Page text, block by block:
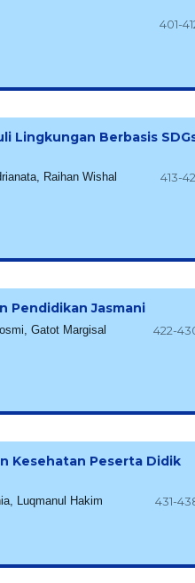
401-
Lingkungan Berbasis
Raihan Wishal
413-
Pendidikan Jasmani
Gatot Margisal
422-
Kesehatan Peserta Didik
Luqmanul Hakim 431-